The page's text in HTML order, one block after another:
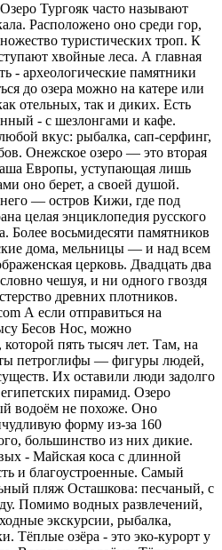
Тургояк часто называют
Расположено оно среди гор,
туристических троп. К
хвойные леса. А главная
- археологические памятники
до озера можно на катере или
отельных, так и диких. Есть
- с шезлонгами и кафе.
вкус: рыбалка, сап-серфинг,
Онежское озеро — это вторая
Европы, уступающая лишь
оно берет, а своей душой.
— остров Кижи, где под
целая энциклопедия русского
Более восьмидесяти памятников
дома, мельницы — и над всем
церковь. Двадцать два
чешуя, и ни одного гвоздя
древних плотников.
А если отправиться на
Бесов Нос, можно
которой пять тысяч лет. Там, на
петроглифы — фигуры людей,
Их оставили люди задолго
пирамид. Озеро
водоём не похоже. Оно
форму из-за 160
большинство из них дикие.
- Майская коса с длинной
и благоустроенные. Самый
пляж Осташкова: песчаный, с
Помимо водных развлечений,
экскурсии, рыбалка,
Тёплые озёра - это эко-курорт у